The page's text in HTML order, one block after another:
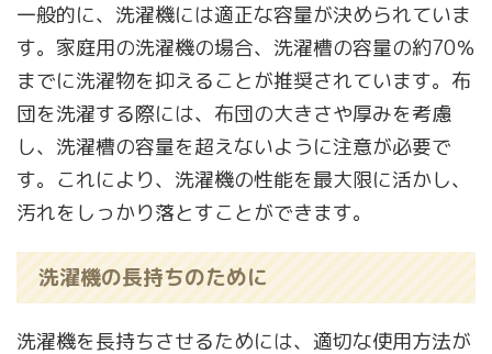
一般的に、洗濯機には適正な容量が決められていま
す。家庭用の洗濯機の場合、洗濯槽の容量の約70％
までに洗濯物を抑えることが推奨されています。布
団を洗濯する際には、布団の大きさや厚みを考慮
し、洗濯槽の容量を超えないように注意が必要で
す。これにより、洗濯機の性能を最大限に活かし、
汚れをしっかり落とすことができます。
洗濯機の長持ちのために
洗濯機を長持ちさせるためには、適切な使用方法が